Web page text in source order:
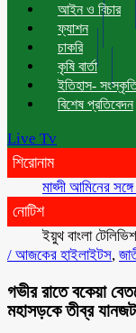
আইন ও বিচার
ফ্যাশন
চাকরি
কৃষি বার্তা
ইতিহাস-
বিশেষ প্রতিবেদন
Live Tv
শিরোনাম
মাহ্দী আমিনের সঙ্গে
নোটিশ
ইয়ুথ বাংলা টেলিভিশন
/ আজকের হাইলাইটস,
গভীর রাতে বকেয়া
মহাসড়কে তীব্র যানজট